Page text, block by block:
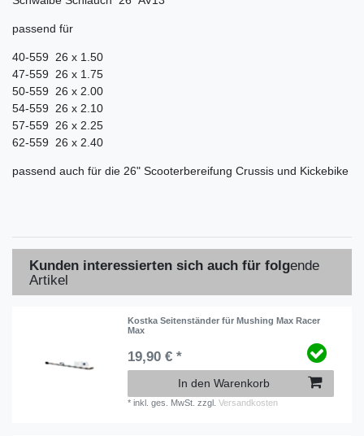
passend für
40-559 26 x 1.50
47-559 26 x 1.75
50-559 26 x 2.00
54-559 26 x 2.10
57-559 26 x 2.25
62-559 26 x 2.40
passend auch für die 26" Scooterbereifung Crussis und Kickebike
Kunden interessierten sich auch für folgende
Artikel
Kostka Seitenständer für Mushing Max Racer
Max
19,90 € *
In den Warenkorb
*inkl. ges. MwSt. zzgl.Versandkosten